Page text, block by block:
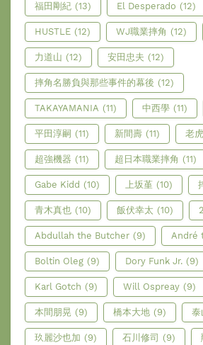
福田剛紀 (13) El Desperado (12)
HUSTLE (12) WJ職業摔角 (12)
力道山 (12) 安田忠夫 (12)
摔角名勝負與那些事件的幕後 (12)
TAKAYAMANIA (11) 中西學 (11)
平田淳嗣 (11) 新間壽 (11) 老
超強機器 (11) 超日本職業摔角 (11)
Gabe Kidd (10) 上坂堇 (10)
青木真也 (10) 飯伏幸太 (10)
Abdullah the Butcher (9) André
Boltin Oleg (9) Dory Funk Jr. (9)
Karl Gotch (9) Will Ospreay (9)
本間朋晃 (9) 橋本大地 (9) 泰
玖麗沙也加 (9) 石川修司 (9)